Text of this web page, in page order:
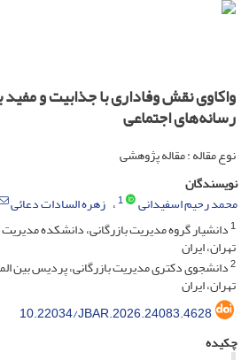
واکاوی نقش وفاداری با جذابیت و
رسانه‌های اجتماعی
نوع مقاله : مقاله پژوهشی
نویسندگان
محمد رحیم اسفیدانی
1 زهره السادات دعائی
1دانشیار گروه مدیریت بازرگانی، دانشکده
تهران، ایران
2دانشجوی دکتری مدیریت بازرگانی، پردیس بین
تهران، ایران
10.22034/JBAR.2026.24083.4628
چکیده